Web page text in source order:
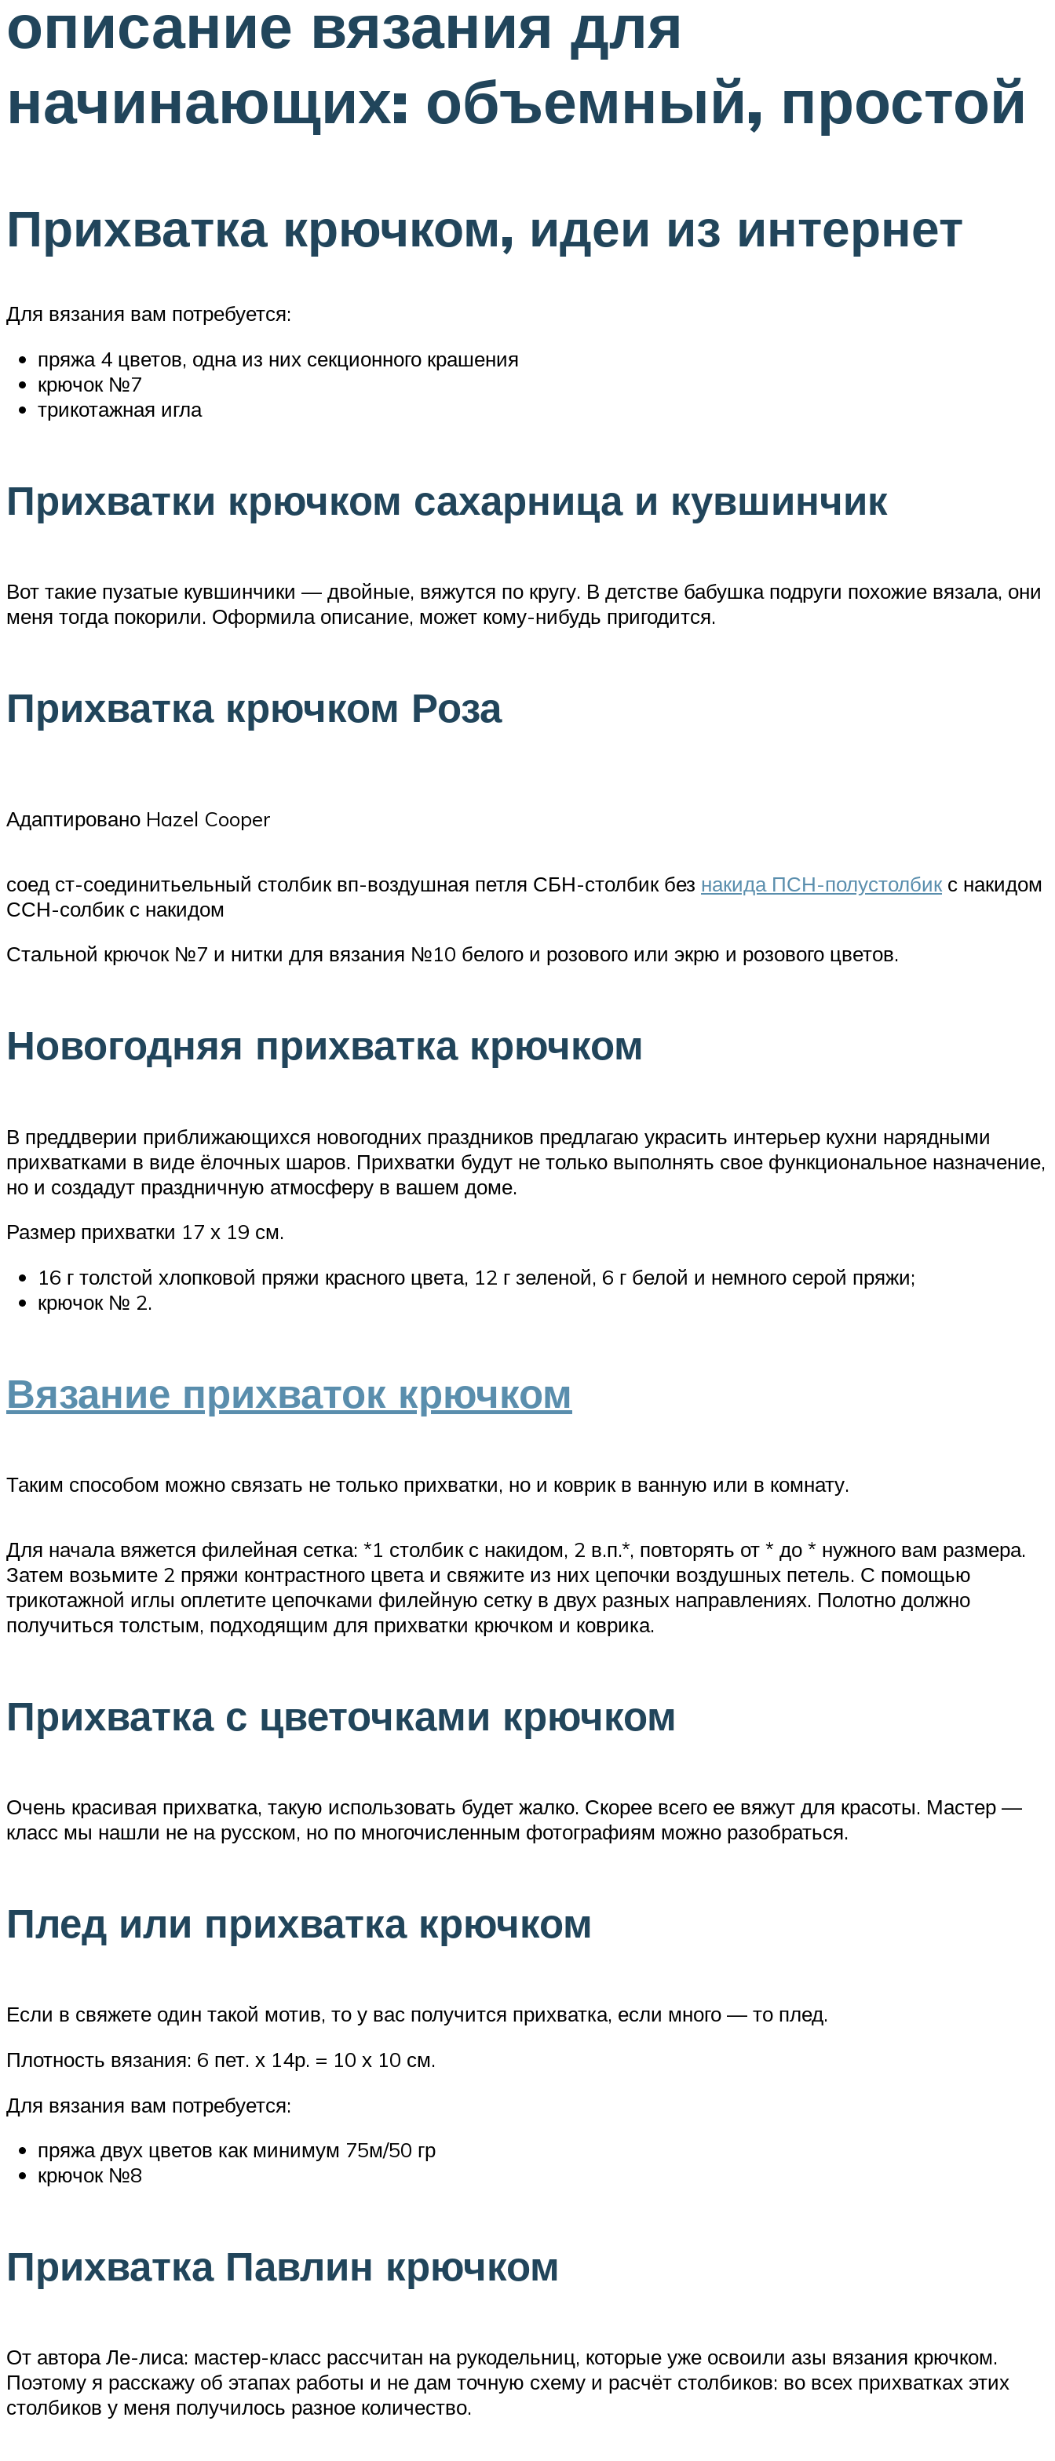
описание вязания для
начинающих: объемный, простой
Прихватка крючком, идеи из интернет
Для вязания вам потребуется:
пряжа 4 цветов, одна из них секционного крашения
крючок №7
трикотажная игла
Прихватки крючком сахарница и кувшинчик
Вот такие пузатые кувшинчики — двойные, вяжутся по кругу. В детстве бабушка подруги похожие вязала, они
меня тогда покорили. Оформила описание, может кому-нибудь пригодится.
Прихватка крючком Роза
Адаптировано Hazel Cooper
соед ст-соединитьельный столбик вп-воздушная петля СБН-столбик без накида ПСН-полустолбик с накидом
ССН-солбик с накидом
Стальной крючок №7 и нитки для вязания №10 белого и розового или экрю и розового цветов.
Новогодняя прихватка крючком
В преддверии приближающихся новогодних праздников предлагаю украсить интерьер кухни нарядными
прихватками в виде ёлочных шаров. Прихватки будут не только выполнять свое функциональное назначение,
но и создадут праздничную атмосферу в вашем доме.
Размер прихватки 17 х 19 см.
16 г толстой хлопковой пряжи красного цвета, 12 г зеленой, 6 г белой и немного серой пряжи;
крючок № 2.
Вязание прихваток крючком
Таким способом можно связать не только прихватки, но и коврик в ванную или в комнату.
Для начала вяжется филейная сетка: *1 столбик с накидом, 2 в.п.*, повторять от * до * нужного вам размера.
Затем возьмите 2 пряжи контрастного цвета и свяжите из них цепочки воздушных петель. С помощью
трикотажной иглы оплетите цепочками филейную сетку в двух разных направлениях. Полотно должно
получиться толстым, подходящим для прихватки крючком и коврика.
Прихватка с цветочками крючком
Очень красивая прихватка, такую использовать будет жалко. Скорее всего ее вяжут для красоты. Мастер —
класс мы нашли не на русском, но по многочисленным фотографиям можно разобраться.
Плед или прихватка крючком
Если в свяжете один такой мотив, то у вас получится прихватка, если много — то плед.
Плотность вязания: 6 пет. х 14р. = 10 х 10 см.
Для вязания вам потребуется:
пряжа двух цветов как минимум 75м/50 гр
крючок №8
Прихватка Павлин крючком
От автора Ле-лиса: мастер-класс рассчитан на рукодельниц, которые уже освоили азы вязания крючком.
Поэтому я расскажу об этапах работы и не дам точную схему и расчёт столбиков: во всех прихватках этих
столбиков у меня получилось разное количество.